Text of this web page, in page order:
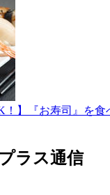
！】『お寿司』を
ラス通信